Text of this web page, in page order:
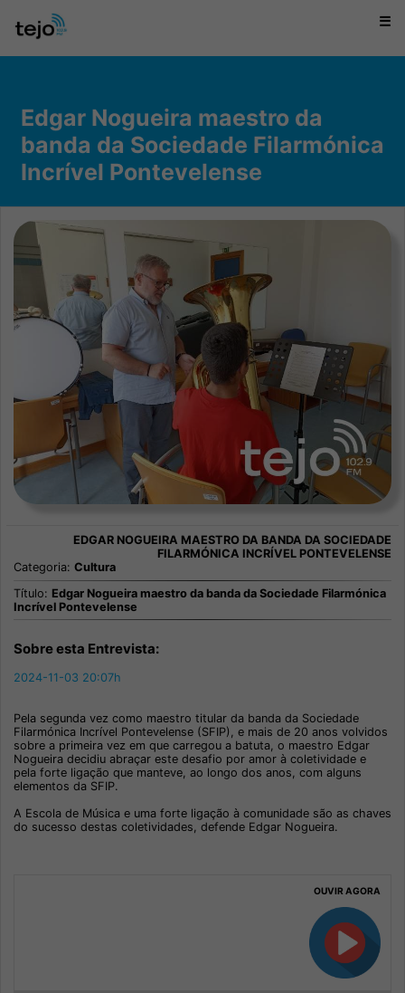
☰
Edgar Nogueira maestro da
banda da Sociedade Filarmónica
Incrível Pontevelense
Categoria: Cultura
Título: Edgar Nogueira maestro da banda da Sociedade Filarmónica
Incrível Pontevelense
Sobre esta Entrevista:
2024-11-03 20:07h
Pela segunda vez como maestro titular da banda da Sociedade
Filarmónica Incrível Pontevelense (SFIP), e mais de 20 anos volvidos
sobre a primeira vez em que carregou a batuta, o maestro Edgar
Nogueira decidiu abraçar este desafio por amor à coletividade e
pela forte ligação que manteve, ao longo dos anos, com alguns
elementos da SFIP.
A Escola de Música e uma forte ligação à comunidade são as chaves
do sucesso destas coletividades, defende Edgar Nogueira.
OUVIR AGORA